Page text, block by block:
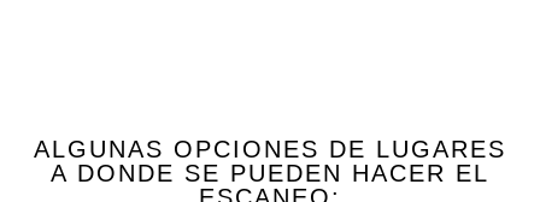
ALGUNAS OPCIONES DE LUGARES
A DONDE SE PUEDEN HACER EL